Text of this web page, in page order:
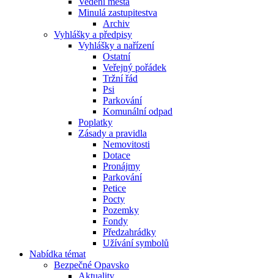
Minulá zastupitestva
Archiv
Vyhlášky a předpisy
Vyhlášky a nařízení
Ostatní
Veřejný pořádek
Tržní řád
Psi
Parkování
Komunální odpad
Poplatky
Zásady a pravidla
Nemovitosti
Dotace
Pronájmy
Parkování
Petice
Pocty
Pozemky
Fondy
Předzahrádky
Užívání symbolů
Nabídka témat
Bezpečné Opavsko